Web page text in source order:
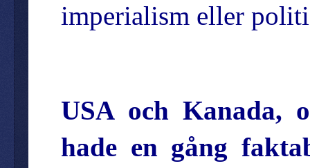
imperialism eller
USA och Kanada,
hade en gång